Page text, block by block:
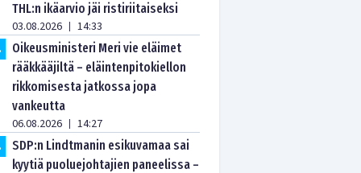
THL:n ikäarvio jäi ristiriitaiseksi
03.08.2026 | 14:33
Oikeusministeri Meri vie eläimet
rääkkääjiltä – eläintenpitokiellon
rikkomisesta jatkossa jopa
vankeutta
06.08.2026 | 14:27
SDP:n Lindtmanin esikuvamaa sai
kyytiä puoluejohtajien paneelissa –